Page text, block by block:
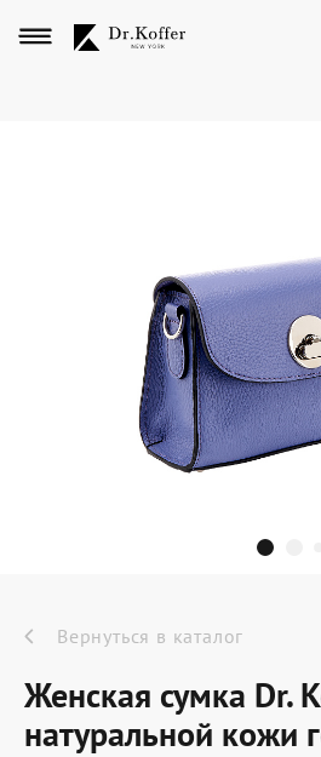
Женская
Подарки и
Подарочные
Dr.Koffer Outlet
Новинки
Акции
Вернуться в каталог
Женская сумка Dr.
натуральной кожи